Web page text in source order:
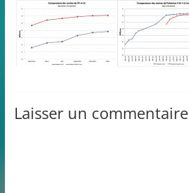
Laisser un commentaire